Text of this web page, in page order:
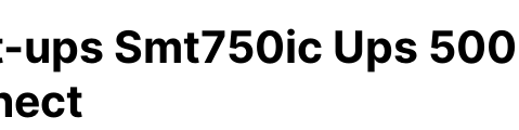
ups Smt750ic Ups